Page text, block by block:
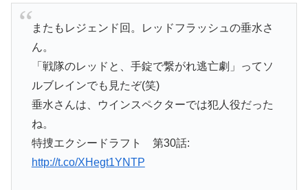
またもレジェンド回。レッドフラッシュの垂水さ
ん。
「戦隊のレッドと、手錠で繋がれ逃亡劇」ってソ
ルブレインでも見たぞ(笑)
垂水さんは、ウインスペクターでは犯人役だった
ね。
特捜エクシードラフト 第30話:
http://t.co/XHegt1YNTP